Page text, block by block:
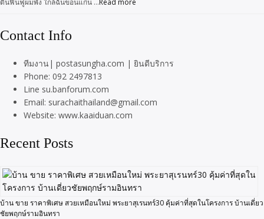
ตินฟื้นฟูผมพัง ใกล้ฉันขอนแก่น …Read more
Contact Info
ทีมงาน| postasungha.com | ยินดีบริการ
Phone: 092 2497813
Line su.banforum.com
Email: surachaithailand@gmail.com
Website: www.kaaiduan.com
Recent Posts
บ้าน ขาย ราคาพิเศษ สวยเหมือนใหม่ พระยาสุเรนทร์30 คุ้มค่าที่สุดในโครงการ บ้านเดี่ยว
ชัยพฤกษ์รามอินทรา